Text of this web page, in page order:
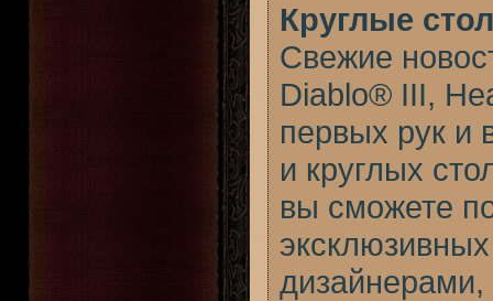
Круглые
Свежие
Diablo® III,
первых рук и
и круглых
вы сможете